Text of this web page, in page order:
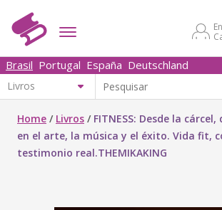
Brasil Portugal España Deutschland
Home / Livros / FITNESS: Desde la
en el arte, la música y el éxito. Vida fit,
testimonio real.THEMIKAKING